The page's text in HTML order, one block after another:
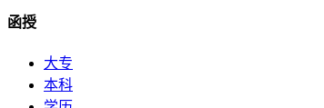
函授
大专
本科